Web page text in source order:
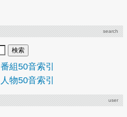
search
番組50音索引
人物50音索引
user